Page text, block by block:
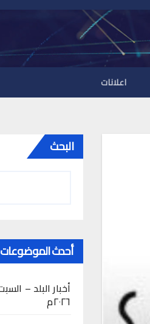
اعلانات
البحث
أحدث الموضوعات
٢٠٢٦م